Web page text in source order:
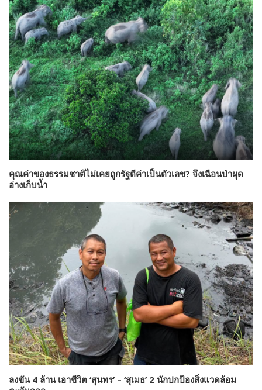
คุณค่าของธรรมชาติไม่เคยถูกรัฐตีค่าเป็นตัวเลข? จึงเฉือนป่าผุด
อ่างเก็บน้ำ
ลงขัน 4 ล้าน เอาชีวิต ‘สุนทร’ – ‘สุเมธ’ 2 นักปกป้องสิ่งแวดล้อม